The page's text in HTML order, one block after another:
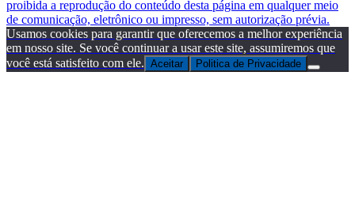
proibida a reprodução do conteúdo desta página em qualquer meio
de comunicação, eletrônico ou impresso, sem autorização prévia.
Usamos cookies para garantir que oferecemos a melhor experiência
em nosso site. Se você continuar a usar este site, assumiremos que
você está satisfeito com ele. Aceitar Politica de Privacidade